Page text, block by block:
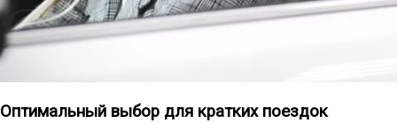
Оптимальный выбор для кратких поездок